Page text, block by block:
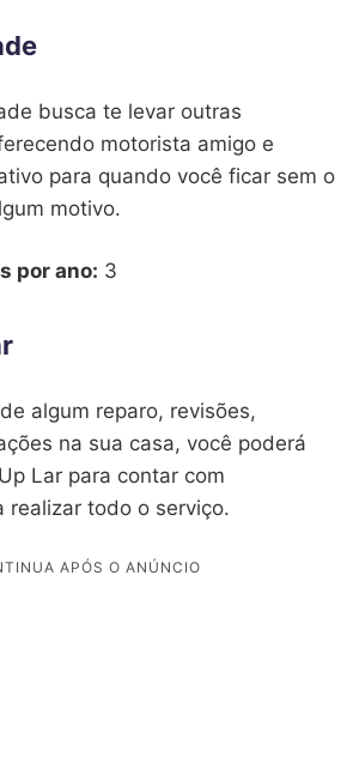
busca te levar outras
motorista amigo e
para quando você ficar sem o
motivo.
por ano: 3
algum reparo, revisões,
na sua casa, você poderá
Lar para contar com
realizar todo o serviço.